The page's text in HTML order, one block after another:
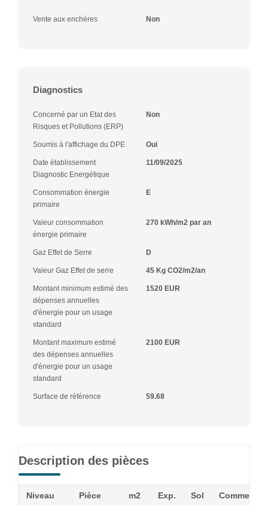
Vente aux enchères Non
Diagnostics
Concerné par un Etat des
Risques et Pollutions (ERP)
Non
Soumis à l'affichage du DPE Oui
Date établissement
Diagnostic Energétique
11/09/2025
Consommation énergie
primaire
E
Valeur consommation
énergie primaire
270 kWh/m2 par an
Gaz Effet de Serre D
Valeur Gaz Effet de serre 45 Kg CO2/m2/an
Montant minimum estimé des
dépenses annuelles
d'énergie pour un usage
standard
1520 EUR
Montant maximum estimé
des dépenses annuelles
d'énergie pour un usage
standard
2100 EUR
Surface de référence 59.68
Description des pièces
Niveau Pièce m2 Exp. Sol